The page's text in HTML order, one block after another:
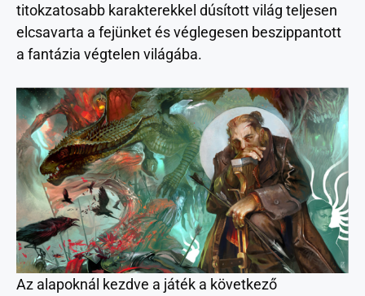
titokzatosabb karakterekkel dúsított világ teljesen
elcsavarta a fejünket és véglegesen beszippantott
a fantázia végtelen világába.
Az alapoknál kezdve a játék a következő